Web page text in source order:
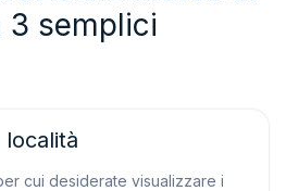
3 semplici
località
cui desiderate visualizzare i